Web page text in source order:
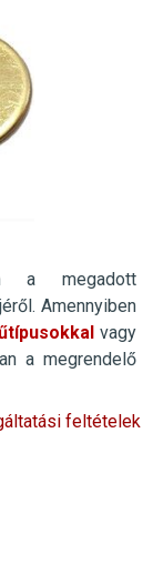
a megadott
Amennyiben
vagy
a megrendelő
feltételek